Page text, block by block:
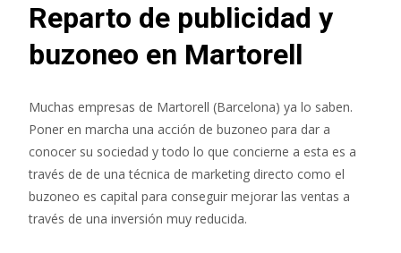
Reparto de publicidad y
buzoneo en Martorell
Muchas empresas de Martorell (Barcelona) ya lo saben.
Poner en marcha una acción de buzoneo para dar a
conocer su sociedad y todo lo que concierne a esta es a
través de de una técnica de marketing directo como el
buzoneo es capital para conseguir mejorar las ventas a
través de una inversión muy reducida.